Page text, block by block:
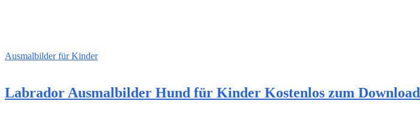
Ausmalbilder für Kinder
Labrador Ausmalbilder Hund für Kinder Kostenlos zum Download